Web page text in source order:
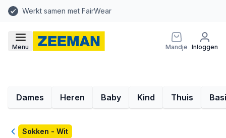
Werkt samen met FairWear
Menu Mandje Inloggen
Dames Heren Baby Kind Thuis
TerugSokken - Wit